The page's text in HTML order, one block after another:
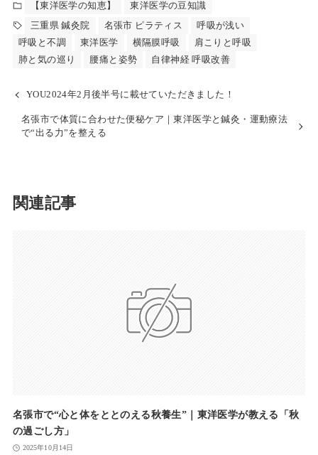
【東洋医学の知恵】
東洋医学の豆知識
三重県 鍼灸院
名張市 ピラティス
呼吸が浅い
呼吸と不調
東洋医学 横隔膜呼吸
肩こりと呼吸
肺と気の巡り
腰痛と姿勢 自律神経 呼吸改善
YOU2024年2月後半号に載せていただきました！
名張市で体質に合わせた便秘ケア｜東洋医学と鍼灸・運動療法
で“出る力”を整える
関連記事
名張市で“心と体をととのえる秋養生”｜東洋医学が教える「秋
の過ごし方」
2025年10月14日